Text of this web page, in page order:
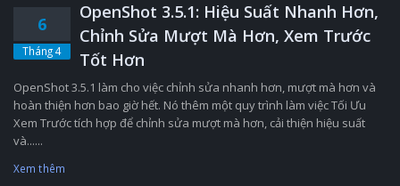
6
Tháng 4
OpenShot 3.5.1: Hiệu Suất Nhanh Hơn,
Chỉnh Sửa Mượt Mà Hơn, Xem Trước
Tốt Hơn
OpenShot 3.5.1 làm cho việc chỉnh sửa nhanh hơn, mượt mà hơn và
hoàn thiện hơn bao giờ hết. Nó thêm một quy trình làm việc Tối Ưu
Xem Trước tích hợp để chỉnh sửa mượt mà hơn, cải thiện hiệu suất
và......
Xem thêm